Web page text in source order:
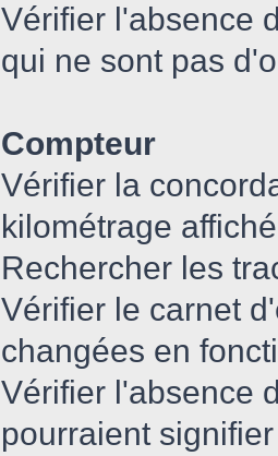
Vérifier l'absence
qui ne sont pas
Compteur
Vérifier la
kilométrage affiché
Rechercher les
Vérifier le carnet
changées en
Vérifier l'absence
pourraient